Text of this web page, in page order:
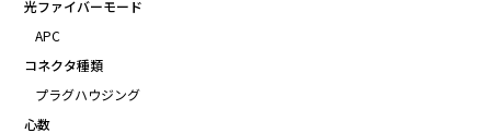
光ファイバーモード
APC
コネクタ種類
プラグハウジング
心数